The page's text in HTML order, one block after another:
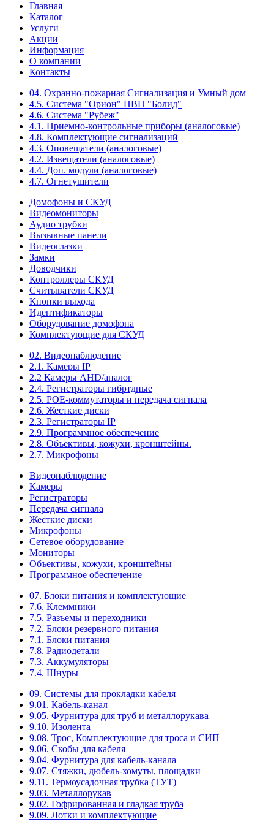
Главная
Каталог
Услуги
Акции
Информация
О компании
Контакты
04. Охранно-пожарная Сигнализация и Умный дом
4.5. Система "Орион" НВП "Болид"
4.6. Система "Рубеж"
4.1. Приемно-контрольные приборы (аналоговые)
4.8. Комплектующие сигнализаций
4.3. Оповещатели (аналоговые)
4.2. Извещатели (аналоговые)
4.4. Доп. модули (аналоговые)
4.7. Огнетушители
Домофоны и СКУД
Видеомониторы
Аудио трубки
Вызывные панели
Видеоглазки
Замки
Доводчики
Контроллеры СКУД
Считыватели СКУД
Кнопки выхода
Идентификаторы
Оборудование домофона
Комплектующие для СКУД
02. Видеонаблюдение
2.1. Камеры IP
2.2 Камеры AHD/аналог
2.4. Регистраторы гибртдные
2.5. РОЕ-коммутаторы и передача сигнала
2.6. Жесткие диски
2.3. Регистраторы IP
2.9. Программное обеспечение
2.8. Объективы, кожухи, кронштейны.
2.7. Микрофоны
Видеонаблюдение
Камеры
Регистраторы
Передача сигнала
Жесткие диски
Микрофоны
Сетевое оборудование
Мониторы
Объективы, кожухи, кронштейны
Программное обеспечение
07. Блоки питания и комплектующие
7.6. Клеммники
7.5. Разъемы и переходники
7.2. Блоки резервного питания
7.1. Блоки питания
7.8. Радиодетали
7.3. Аккумуляторы
7.4. Шнуры
09. Системы для прокладки кабеля
9.01. Кабель-канал
9.05. Фурнитура для труб и металлорукава
9.10. Изолента
9.08. Трос, Комплектующие для троса и СИП
9.06. Скобы для кабеля
9.04. Фурнитура для кабель-канала
9.07. Стяжки, дюбель-хомуты, площадки
9.11. Термоусадочная трубка (ТУТ)
9.03. Металлорукав
9.02. Гофрированная и гладкая труба
9.09. Лотки и комплектующие